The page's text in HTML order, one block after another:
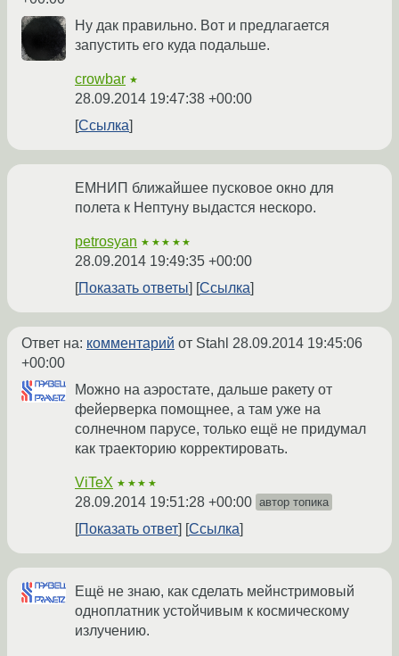
Ну дак правильно. Вот и предлагается
запустить его куда подальше.
crowbar ★
28.09.2014 19:47:38 +00:00
Ссылка
ЕМНИП ближайшее пусковое окно для
полета к Нептуну выдастся нескоро.
petrosyan ★★★★★
28.09.2014 19:49:35 +00:00
Показать ответы
Ссылка
Ответ на: комментарий от Stahl 28.09.2014 19:45:06
+00:00
Можно на аэростате, дальше ракету от
фейерверка помощнее, а там уже на
солнечном парусе, только ещё не придумал
как траекторию корректировать.
ViTeX ★★★★
28.09.2014 19:51:28 +00:00 автор топика
Показать ответ Ссылка
Ещё не знаю, как сделать мейнстримовый
одноплатник устойчивым к космическому
излучению.